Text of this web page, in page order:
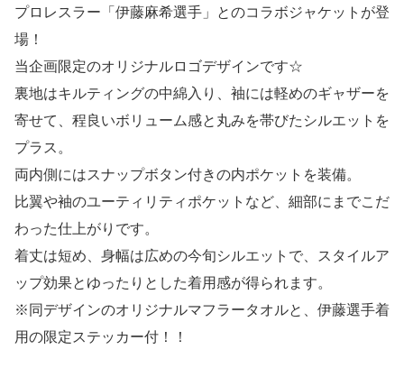
プロレスラー「伊藤麻希選手」とのコラボジャケットが登
場！
当企画限定のオリジナルロゴデザインです☆
裏地はキルティングの中綿入り、袖には軽めのギャザーを
寄せて、程良いボリューム感と丸みを帯びたシルエットを
プラス。
両内側にはスナップボタン付きの内ポケットを装備。
比翼や袖のユーティリティポケットなど、細部にまでこだ
わった仕上がりです。
着丈は短め、身幅は広めの今旬シルエットで、スタイルア
ップ効果とゆったりとした着用感が得られます。
※同デザインのオリジナルマフラータオルと、伊藤選手着
用の限定ステッカー付！！